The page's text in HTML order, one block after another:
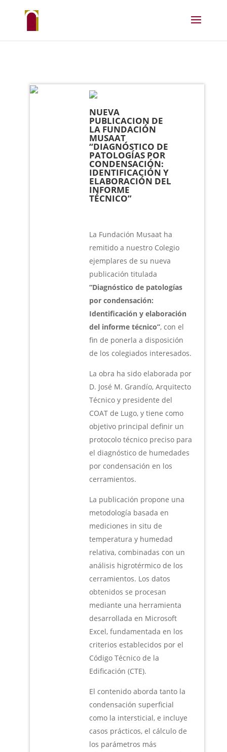
NUEVA
PUBLICACION DE
LA FUNDACIÓN
MUSAAT
“DIAGNÓSTICO DE
PATOLOGÍAS POR
CONDENSACIÓN:
IDENTIFICACIÓN Y
ELABORACIÓN DEL
INFORME
TÉCNICO”
La Fundación Musaat ha
remitido a nuestro Colegio
ejemplares de su nueva
publicación titulada
“Diagnóstico de patologías
por condensación:
Identificación y elaboración
del informe técnico”, con el
fin de ponerla a disposición
de los colegiados interesados.
La obra ha sido elaborada por
D. José M. Grandío, Arquitecto
Técnico y presidente del
COAT de Lugo, y tiene como
objetivo principal definir un
protocolo técnico preciso para
el diagnóstico de humedades
por condensación en los
cerramientos.
La publicación propone una
metodología basada en
mediciones in situ de
temperatura y humedad
relativa, combinadas con un
análisis higrotérmico de los
cerramientos. Los datos
obtenidos se procesan
mediante una herramienta
desarrollada en Microsoft
Excel, fundamentada en los
criterios establecidos por el
Código Técnico de la
Edificación (CTE).
El contenido aborda tanto la
condensación superficial
como la intersticial, e incluye
casos prácticos, el cálculo de
los parámetros más